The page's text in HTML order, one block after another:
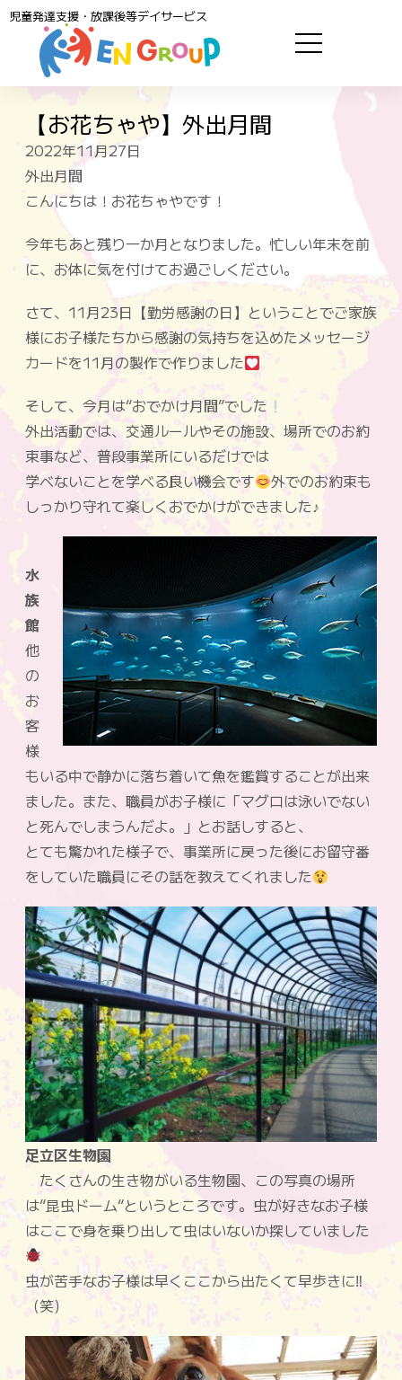
児童発達支援・放課後等デイサービス
【お花ちゃや】外出月間
2022年11月27日
外出月間
こんにちは！お花ちゃやです！
今年もあと残り一か月となりました。忙しい年末を前
に、お体に気を付けてお過ごしください。
さて、11月23日【勤労感謝の日】ということでご家族
様にお子様たちから感謝の気持ちを込めたメッセージ
カードを11月の製作で作りました
そして、今月は“おでかけ月間”でした
外出活動では、交通ルールやその施設、場所でのお約
束事など、普段事業所にいるだけでは
学べないことを学べる良い機会です
外でのお約束も
しっかり守れて楽しくおでかけができました♪
水
族
館
他
の
お
客
様
もいる中で静かに落ち着いて魚を鑑賞することが出来
ました。また、職員がお子様に「マグロは泳いでない
と死んでしまうんだよ。」とお話しすると、
とても驚かれた様子で、事業所に戻った後にお留守番
をしていた職員にその話を教えてくれました
足立区生物園
たくさんの生き物がいる生物園、この写真の場所
は“昆虫ドーム“というところです。虫が好きなお子様
はここで身を乗り出して虫はいないか探していました
虫が苦手なお子様は早くここから出たくて早歩きに‼
（笑）